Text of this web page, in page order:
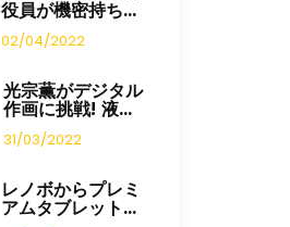
役員が機密持ち...
02/04/2022
光宗薫がデジタル
作画に挑戦! 液...
31/03/2022
レノボからプレミ
アムタブレット...